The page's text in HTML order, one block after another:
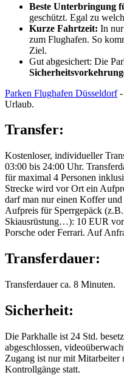
Beste Unterbringung
geschützt. Egal zu
Kurze Fahrtzeit: In
zum Flughafen. So
Ziel.
Gut abgesichert: Die
Parken Flughafen Düsseldorf-
Urlaub.
Transfer:
Kostenloser, individueller
03:00 bis 24:00 Uhr.
für maximal 4 Personen
Strecke wird vor Ort ein
darf man nur einen Koffer
Aufpreis für Sperrgepäck
Skiausrüstung…): 10 EUR
Porsche oder Ferrari. Auf
Transferdauer:
Transferdauer ca. 8 Minuten.
Sicherheit:
Die Parkhalle ist 24 Std.
abgeschlossen,
Zugang ist nur mit Mitarbeiter
Kontrollgänge statt.